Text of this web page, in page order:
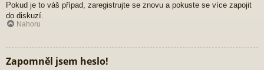
Pokud je to váš případ, zaregistrujte se znovu a pokuste se více zapojit
do diskuzí.
Nahoru
Zapomněl jsem heslo!